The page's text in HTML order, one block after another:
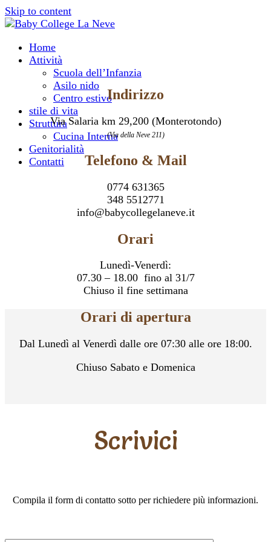
Skip to content
Home
Attività
Scuola dell’Infanzia
Asilo nido
Centro estivo
stile di vita
Struttura
Cucina Interna
Genitorialità
Contatti
Indirizzo
Via Salaria km 29,200 (Monterotondo)
(Via della Neve 211)
Telefono & Mail
0774 631365
348 5512771
info@babycollegelaneve.it
Orari
Lunedì-Venerdì:
07.30 – 18.00 fino al 31/7
Chiuso il fine settimana
Orari di apertura
Dal Lunedì al Venerdì dalle ore 07:30 alle ore 18:00.
Chiuso Sabato e Domenica
Scrivici
Compila il form di contatto sotto per richiedere più informazioni.